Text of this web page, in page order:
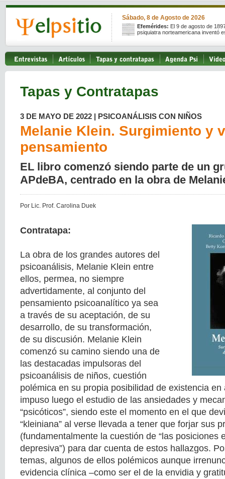
Sábado, 8 de Agosto de 2026
Efemérides: El 9 de agosto de
psiquiatra norteamericana inventó
Tapas y Contratapas
3 DE MAYO DE 2022 | PSICOANÁLISIS CON NIÑOS
Melanie Klein. Surgimiento y
pensamiento
EL libro comenzó siendo parte de un
APdeBA, centrado en la obra de
Por Lic. Prof. Carolina Duek
Contratapa:
La obra de los grandes autores del
psicoanálisis, Melanie Klein entre
ellos, permea, no siempre
advertidamente, al conjunto del
pensamiento psicoanalítico ya sea
a través de su aceptación, de su
desarrollo, de su transformación,
de su discusión. Melanie Klein
comenzó su camino siendo una de
las destacadas impulsoras del
psicoanálisis de niños, cuestión
polémica en su propia posibilidad de existencia
impuso luego el estudio de las ansiedades y
“psicóticos”, siendo este el momento en el que
“kleiniana” al verse llevada a tener que forjar sus
(fundamentalmente la cuestión de “las posiciones
depresiva”) para dar cuenta de estos hallazgos.
temas, algunos de ellos polémicos aunque
evidencia clínica –como ser el de la envidia y